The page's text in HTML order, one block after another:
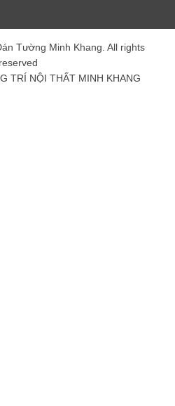
Tường Minh Khang. All rights
reserved
TRÍ NỘI THẤT MINH KHANG